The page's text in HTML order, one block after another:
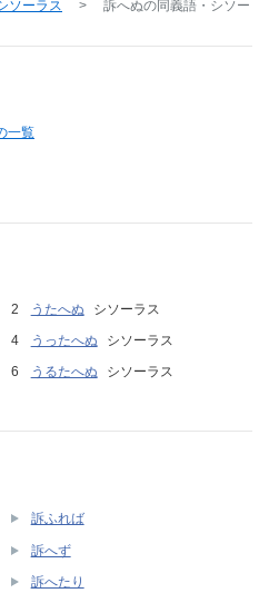
ソーラス > 訴へぬの同義語・シソー
一覧
うたへぬ
シソーラス
うったへぬ
シソーラス
うるたへぬ シソーラス
訴ふれば
訴へず
訴へたり